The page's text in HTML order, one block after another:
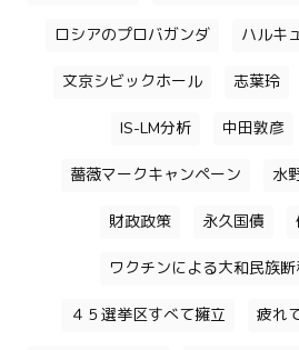
ロシアのプロバガンダ ハルキ
文京シビックホール 志葉玲
IS-LM分析 中田敦彦
薔薇マークキャンペーン 水
財政政策 永久国債
ワクチンによる大和民族
４５選挙区すべて擁立 疲れ